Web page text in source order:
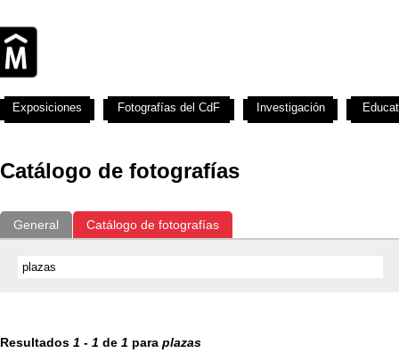
Catálogo de fotografías
General Catálogo de fotografías
Resultados 1 - 1 de 1 para plazas
Exposiciones Fotografías del CdF Investigación